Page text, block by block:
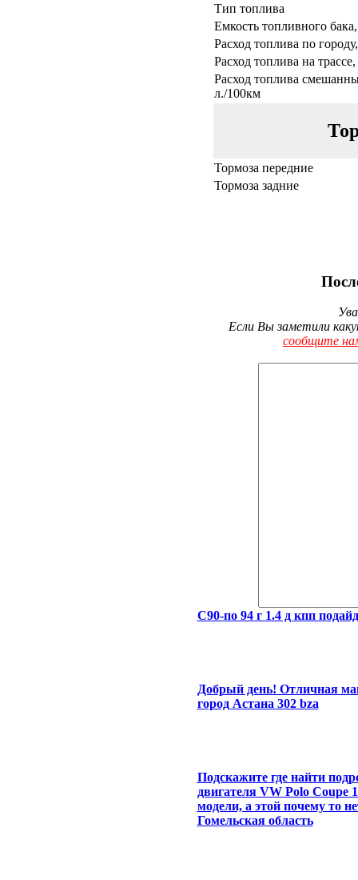
Тип топлива
Емкость топливного
Расход топлива по
Расход топлива на
Расход топлива
л./100км
Тормоза передние
Тормоза задние
Если Вы заметили
сообщите
С90-по 94 г 1.4 д кпп
Добрый день! Отличная
город Астана 302 bza
Подскажите где найти
двигателя VW Polo Coupe
модели, а этой почему то
Гомельская область